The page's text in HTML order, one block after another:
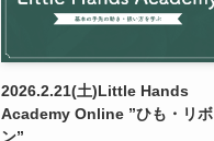
2026.2.21(土)Little Hands
Academy Online ”ひも・リボ
ン”